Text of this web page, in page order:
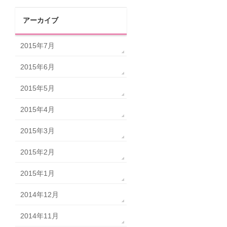
アーカイブ
2015年7月
2015年6月
2015年5月
2015年4月
2015年3月
2015年2月
2015年1月
2014年12月
2014年11月